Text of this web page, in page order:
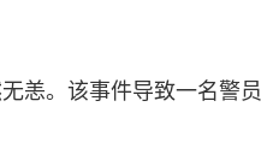
恙。该事件导致一名警员